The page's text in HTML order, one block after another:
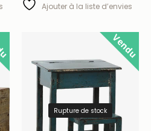
Ajouter à la liste d’envies
Vendu
Rupture de stock